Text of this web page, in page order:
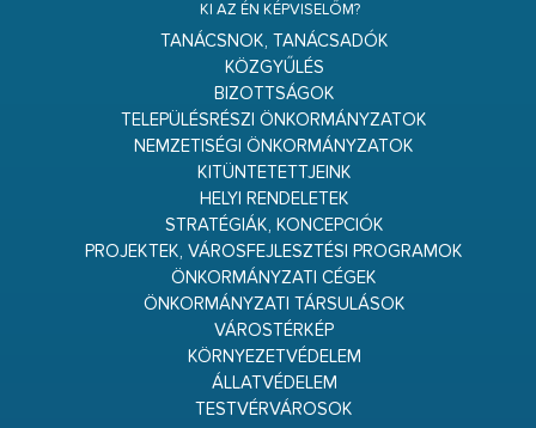
KI AZ ÉN KÉPVISELŐM?
TANÁCSNOK, TANÁCSADÓK
KÖZGYŰLÉS
BIZOTTSÁGOK
TELEPÜLÉSRÉSZI ÖNKORMÁNYZATOK
NEMZETISÉGI ÖNKORMÁNYZATOK
KITÜNTETETTJEINK
HELYI RENDELETEK
STRATÉGIÁK, KONCEPCIÓK
PROJEKTEK, VÁROSFEJLESZTÉSI PROGRAMOK
ÖNKORMÁNYZATI CÉGEK
ÖNKORMÁNYZATI TÁRSULÁSOK
VÁROSTÉRKÉP
KÖRNYEZETVÉDELEM
ÁLLATVÉDELEM
TESTVÉRVÁROSOK